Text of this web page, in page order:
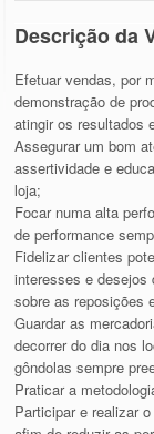
Descrição da
Efetuar vendas, por
demonstração de
atingir os resultados
Assegurar um bom
assertividade e
loja;
Focar numa alta
de performance
Fidelizar clientes
interesses e desejos
sobre as reposições
Guardar as
decorrer do dia nos
gôndolas sempre
Praticar a
Participar e realizar